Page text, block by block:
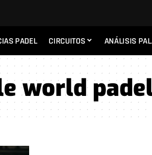
PADEL CIRCUITOS ANÁLISIS
world